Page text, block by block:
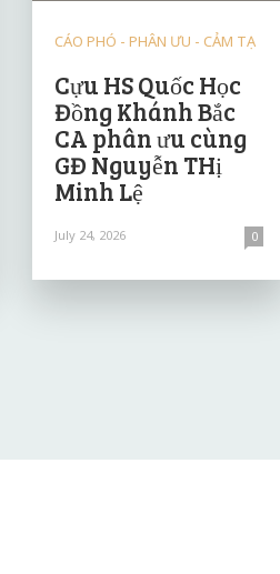
CÁO PHÓ - PHÂN ƯU - CẢM TẠ
Cựu HS Quốc Học
Đồng Khánh Bắc
CA phân ưu cùng
GĐ Nguyễn THị
Minh Lệ
July 24, 2026 0